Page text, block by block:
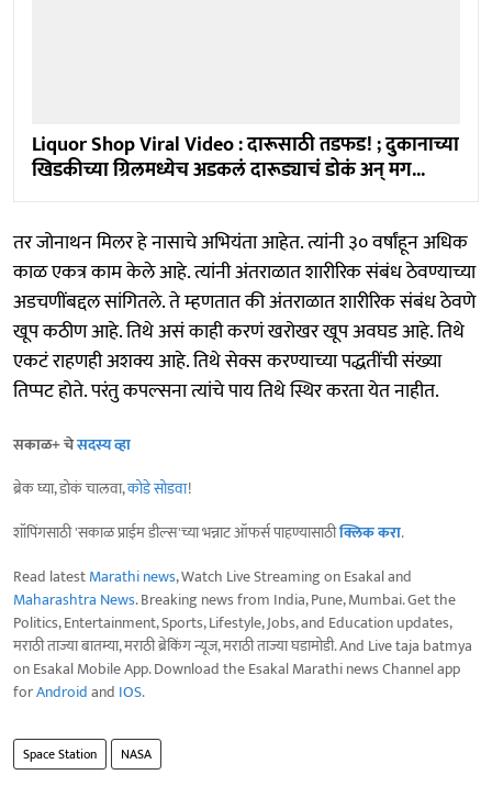
Liquor Shop Viral Video : दारूसाठी तडफड! ; दुकानाच्या
खिडकीच्या ग्रिलमध्येच अडकलं दारूड्याचं डोकं अन् मग...
तर जोनाथन मिलर हे नासाचे अभियंता आहेत. त्यांनी ३० वर्षांहून अधिक
काळ एकत्र काम केले आहे. त्यांनी अंतराळात शारीरिक संबंध ठेवण्याच्या
अडचणींबद्दल सांगितले. ते म्हणतात की अंतराळात शारीरिक संबंध ठेवणे
खूप कठीण आहे. तिथे असं काही करणं खरोखर खूप अवघड आहे. तिथे
एकटं राहणही अशक्य आहे. तिथे सेक्स करण्याच्या पद्धतींची संख्या
तिप्पट होते. परंतु कपल्सना त्यांचे पाय तिथे स्थिर करता येत नाहीत.
सकाळ+ चेसदस्य व्हा
ब्रेक घ्या, डोकं चालवा,कोडे सोडवा!
शॉपिंगसाठी 'सकाळ प्राईम डील्स'च्या भन्नाट ऑफर्स पाहण्यासाठीक्लिक करा.
Read latestMarathi news, Watch Live Streaming on Esakal and
Maharashtra News. Breaking news from India, Pune, Mumbai. Get the
Politics, Entertainment, Sports, Lifestyle, Jobs, and Education updates,
मराठी ताज्या बातम्या, मराठी ब्रेकिंग न्यूज, मराठी ताज्या घडामोडी. And Live taja batmya
on Esakal Mobile App. Download the Esakal Marathi news Channel app
forAndroidand IOS.
Space Station NASA